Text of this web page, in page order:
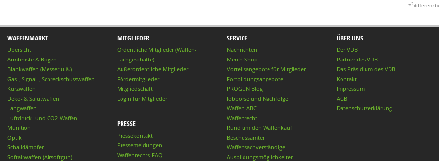
*2
WAFFENMARKT
Übersicht
Armbrüste & Bögen
Blankwaffen (Messer u.ä.)
Gas-, Signal-, Schreckschusswaffen
Kurzwaffen
Deko- & Salutwaffen
Langwaffen
Luftdruck- und CO2-Waffen
Munition
Optik
Schalldämpfer
Softairwaffen (Airsoftgun)
MITGLIEDER
Ordentliche Mitglieder (Waffen-
Fachgeschäfte)
Außerordentliche Mitglieder
Fördermitglieder
Mitgliedschaft
Login für Mitglieder
PRESSE
Pressekontakt
Pressemeldungen
Waffenrechts-FAQ
SERVICE
Nachrichten
Merch-Shop
Vorteilsangebote für Mitglieder
Fortbildungsangebote
PROGUN Blog
Jobbörse und Nachfolge
Waffen-ABC
Waffenrecht
Rund um den Waffenkauf
Beschussämter
Waffensachverständige
Ausbildungsmöglichkeiten
ÜBER UNS
Der VDB
Partner des VDB
Das Präsidium des VDB
Kontakt
Impressum
AGB
Datenschutzerklärung